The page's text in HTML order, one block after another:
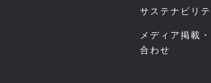
サステナビリテ
メディア掲載
合わせ